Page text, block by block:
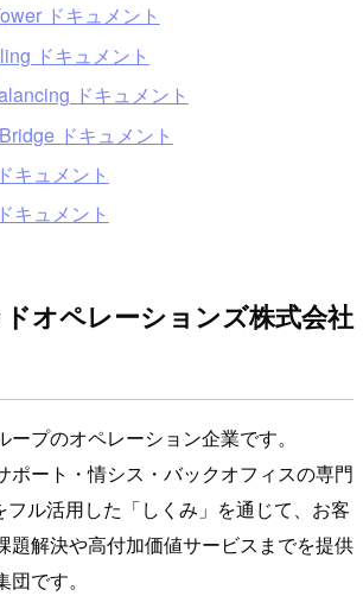
ドキュメント
ドキュメント
ドキュメント
ドキュメント
キュメント
キュメント
オペレーションズ株式会社
ープのオペレーション企業です。
ポート・情シス・バックオフィスの専門
ル活用した「しくみ」を通じて、お客
題解決や高付加価値サービスまでを提供
です。